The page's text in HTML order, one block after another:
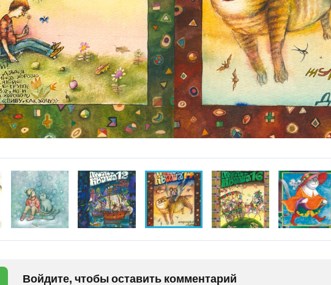
Войдите, чтобы оставить комментарий